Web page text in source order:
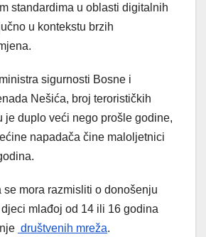
standardima u oblasti digitalnih
u kontekstu brzih
sigurnosti Bosne i
Nešića, broj terorističkih
je duplo veći nego prošle godine,
napadača čine maloljetnici
se mora razmisliti o donošenju
mlađoj od 14 ili 16 godina
društvenih mreža.